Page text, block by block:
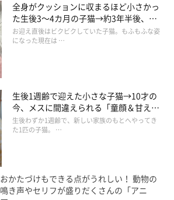
全身がクッションに収まるほど小さかっ
た生後3～4カ月の子猫→約3年半後、毛
並みが立派な「美しいもふもふ姫」に成
長！
お迎え直後はビクビクしていた子猫。もふもふな姿
になった現在は …
生後1週齢で迎えた小さな子猫→10才の
今、メスに間違えられる「童顔＆甘えん
坊ぶり」にほっこり！
生後わずか1週齢で、新しい家族のもとへやってき
た1匹の子猫。 …
おかたづけもできる点がうれしい！ 動物の
鳴き声やセリフが盛りだくさんの「アニ